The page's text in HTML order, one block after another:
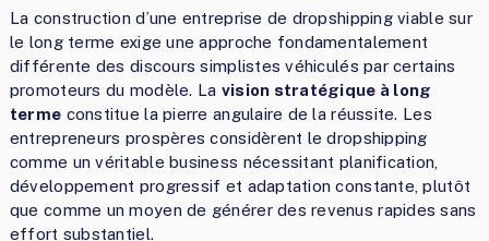
La construction d’une entreprise de dropshipping viable sur
le long terme exige une approche fondamentalement
différente des discours simplistes véhiculés par certains
promoteurs du modèle. La vision stratégique à long
terme constitue la pierre angulaire de la réussite. Les
entrepreneurs prospères considèrent le dropshipping
comme un véritable business nécessitant planification,
développement progressif et adaptation constante, plutôt
que comme un moyen de générer des revenus rapides sans
effort substantiel.